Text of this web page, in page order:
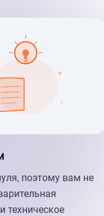
поэтому вам не
техническое